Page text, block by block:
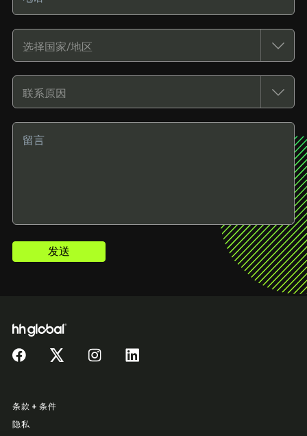
发送
条款 + 条件
隐私